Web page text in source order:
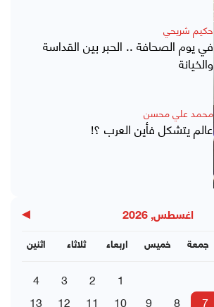
حكيم شريحي
في يوم الصحافة .. الحبر بين القداسة
والخيانة
محمد علي محسن
عالم يتشكل فأين العرب ؟!
اغسطس, 2026 ▶
اثنين ثلاثاء اربعاء خميس جمعة
1
2
3
4
7
8
9
10
11
12
13